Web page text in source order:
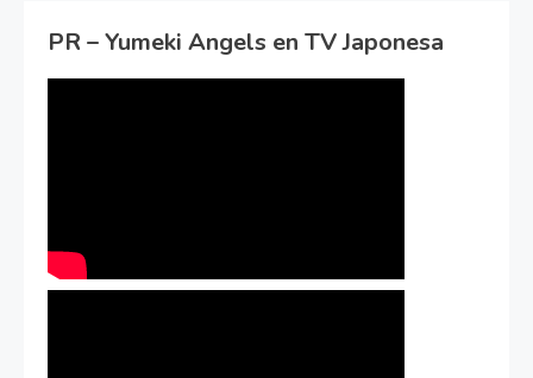
PR – Yumeki Angels en TV Japonesa